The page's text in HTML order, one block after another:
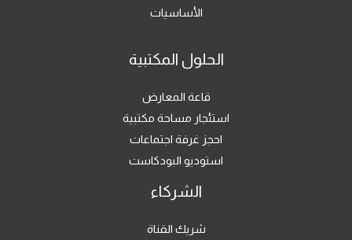
الأساسيات
الحلول المكتبية
قاعة المعارض
استئجار مساحة مكتبية
احجز غرفة اجتماعات
استوديو البودكاست
الشركاء
شريك القناة